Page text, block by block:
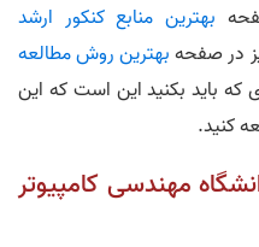
بهترین منابع کنکور ارشد
در صفحهبهترین روش مطالعه
که باید بکنید این است که این
کنید.
مهندسی کامپیوتر